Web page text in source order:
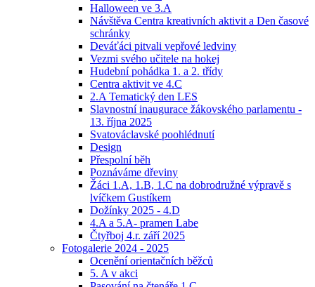
Halloween ve 3.A
Návštěva Centra kreativních aktivit a Den časové
schránky
Deváťáci pitvali vepřové ledviny
Vezmi svého učitele na hokej
Hudební pohádka 1. a 2. třídy
Centra aktivit ve 4.C
2.A Tematický den LES
Slavnostní inaugurace žákovského parlamentu -
13. října 2025
Svatováclavské poohlédnutí
Design
Přespolní běh
Poznáváme dřeviny
Žáci 1.A, 1.B, 1.C na dobrodružné výpravě s
lvíčkem Gustíkem
Dožínky 2025 - 4.D
4.A a 5.A- pramen Labe
Čtyřboj 4.r. září 2025
Fotogalerie 2024 - 2025
Ocenění orientačních běžců
5. A v akci